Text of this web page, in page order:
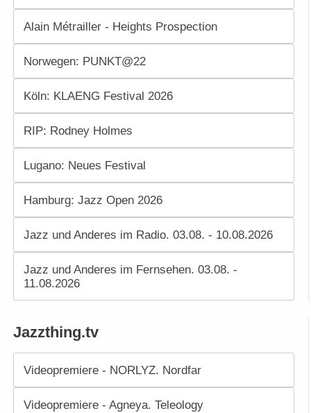
Alain Métrailler - Heights Prospection
Norwegen: PUNKT@22
Köln: KLAENG Festival 2026
RIP: Rodney Holmes
Lugano: Neues Festival
Hamburg: Jazz Open 2026
Jazz und Anderes im Radio. 03.08. - 10.08.2026
Jazz und Anderes im Fernsehen. 03.08. -
11.08.2026
Jazzthing.tv
Videopremiere - NORLYZ. Nordfar
Videopremiere - Agneya. Teleology